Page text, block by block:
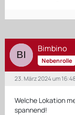
Bimbino
Nebenrolle
23. März 2024 um
Welche Lokation
spannend!